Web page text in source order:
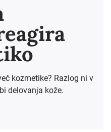
kozmetike? Razlog ni v
delovanja kože.